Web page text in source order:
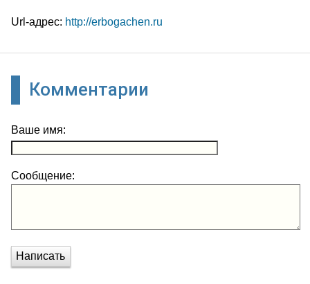
Url-адрес: http://erbogachen.ru
Комментарии
Ваше имя:
Сообщение:
Написать